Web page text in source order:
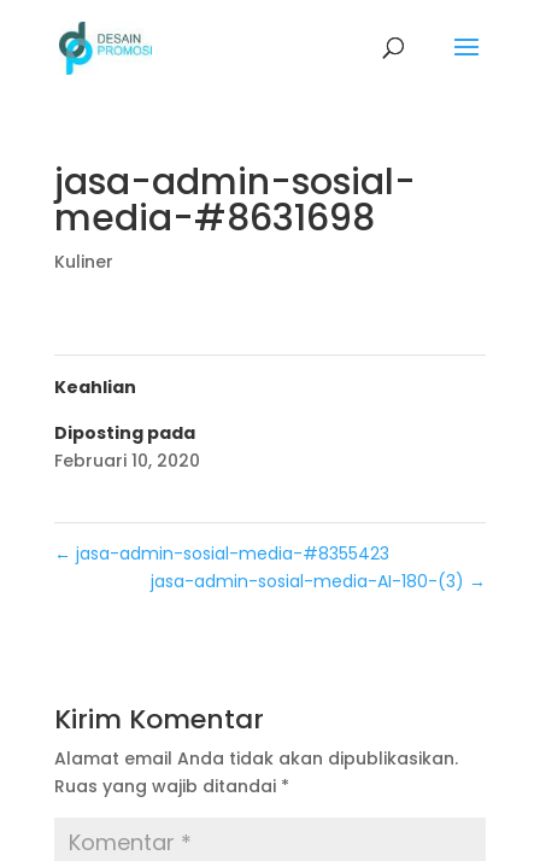
jasa-admin-sosial-
media-#8631698
Kuliner
Keahlian
Diposting pada
Februari 10, 2020
← jasa-admin-sosial-media-#8355423
jasa-admin-sosial-media-AI-180-(3) →
Kirim Komentar
Alamat email Anda tidak akan dipublikasikan.
Ruas yang wajib ditandai *